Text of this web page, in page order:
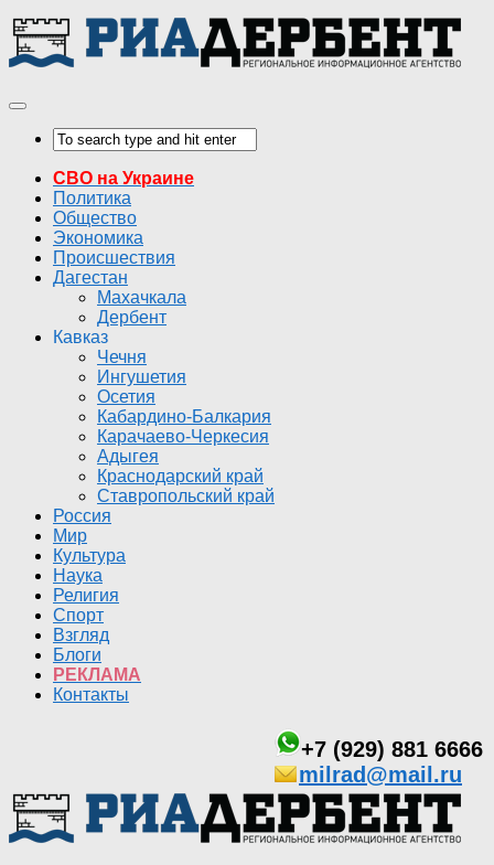
СВО на Украине
Политика
Общество
Экономика
Происшествия
Дагестан
Махачкала
Дербент
Кавказ
Чечня
Ингушетия
Осетия
Кабардино-Балкария
Карачаево-Черкесия
Адыгея
Краснодарский край
Ставропольский край
Россия
Мир
Культура
Наука
Религия
Спорт
Взгляд
Блоги
РЕКЛАМА
Контакты
+7 (929) 881 6666
milrad@mail.ru